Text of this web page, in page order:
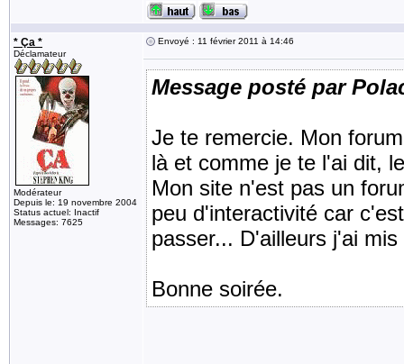
* Ça *
Déclamateur
Modérateur
Depuis le: 19 novembre 2004
Status actuel: Inactif
Messages: 7625
Envoyé : 11 février 2011 à 14:46
Message posté par
Je te remercie. Mon
là et comme je te l'ai dit,
Mon site n'est pas un
peu d'interactivité car
passer... D'ailleurs j'ai
Bonne soirée.